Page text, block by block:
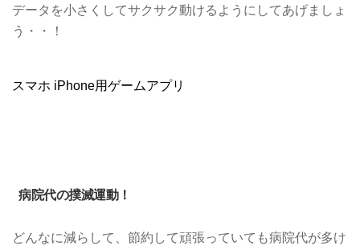
データを小さくしてサクサク動けるようにしてあげましょ
う・・！
スマホ iPhone用ゲームアプリ
病院代の撲滅運動！
どんなに減らして、節約して頑張っていても病院代が多け